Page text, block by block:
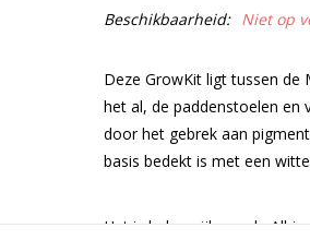
Beschikbaarheid: Niet op
Deze GrowKit ligt tussen de
het al, de paddenstoelen en
door het gebrek aan
basis bedekt is met een
Het is belangrijk om de